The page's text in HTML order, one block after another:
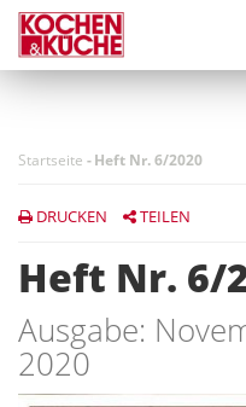
Direkt
zum
Inhalt
Startseite -Heft Nr. 6/2020
DRUCKEN TEILEN
Heft Nr. 6/
Ausgabe:
2020